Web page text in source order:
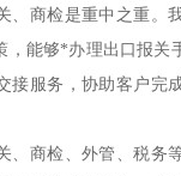
、商检是重中之重。
，能够*办理出口报关
接服务，协助客户完
、商检、外管、税务